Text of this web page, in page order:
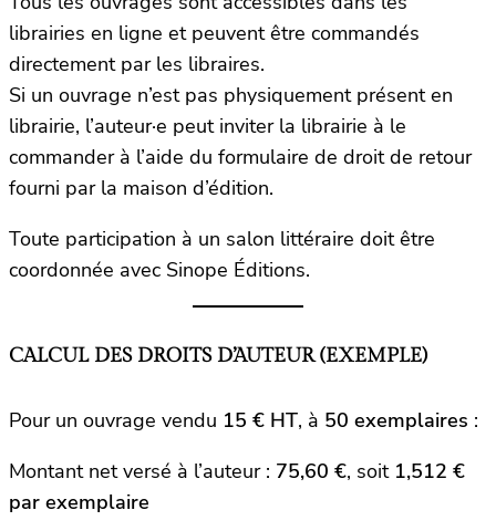
librairies en ligne et peuvent être commandés
directement par les libraires.
Si un ouvrage n’est pas physiquement présent en
librairie, l’auteur·e peut inviter la librairie à le
commander à l’aide du formulaire de droit de retour
fourni par la maison d’édition.
Toute participation à un salon littéraire doit être
coordonnée avec Sinope Éditions.
CALCUL DES DROITS D’AUTEUR (EXEMPLE)
Pour un ouvrage vendu 15 € HT, à 50 exemplaires :
Montant net versé à l’auteur : 75,60 €, soit 1,512 €
par exemplaire